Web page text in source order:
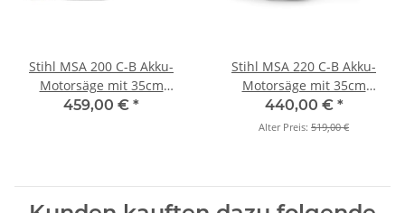
Stihl MSA 200 C-B Akku-
Motorsäge mit 35cm
(Grundgerät)
459,00 € *
Stihl MSA 220 C-B Akku-
Motorsäge mit 35cm
(Grundgerät)
440,00 € *
Alter Preis: 519,00 €